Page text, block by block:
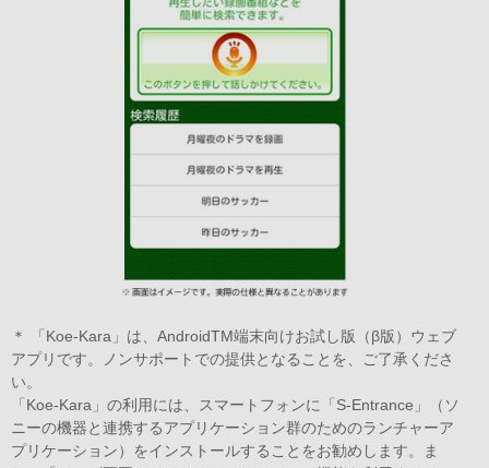
＊ 「Koe-Kara」は、AndroidTM端末向けお試し版（β版）ウェブ
アプリです。ノンサポートでの提供となることを、ご了承くださ
い。
「Koe-Kara」の利用には、スマートフォンに「S-Entrance」（ソ
ニーの機器と連携するアプリケーション群のためのランチャーア
プリケーション）をインストールすることをお勧めします。ま